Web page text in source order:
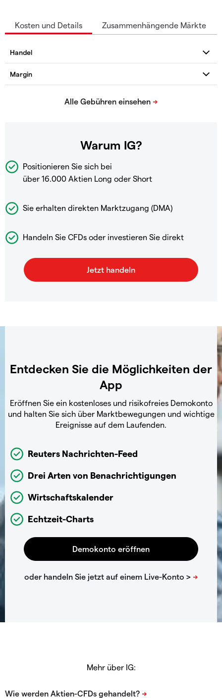
Kosten und Details Zusammenhängende Märkte
Warum IG?
Positionieren Sie sich bei
über 16.000 Aktien Long oder Short
Sie erhalten direkten Marktzugang (DMA)
Handeln Sie CFDs oder investieren Sie direkt
Entdecken Sie die Möglichkeiten der
App
Eröffnen Sie ein kostenloses und risikofreies Demokonto
und halten Sie sich über Marktbewegungen und wichtige
Ereignisse auf dem Laufenden.
Reuters Nachrichten-Feed
Drei Arten von Benachrichtigungen
Wirtschaftskalender
Echtzeit-Charts
Mehr über IG: